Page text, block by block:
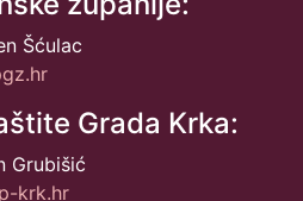
Šćulac
Grada Krka:
Grubišić
krk.hr